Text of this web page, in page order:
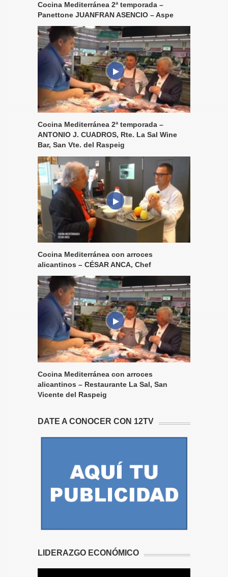
Cocina Mediterránea 2ª temporada –
Panettone JUANFRAN ASENCIO – Aspe
Cocina Mediterránea 2ª temporada –
ANTONIO J. CUADROS, Rte. La Sal Wine
Bar, San Vte. del Raspeig
Cocina Mediterránea con arroces
alicantinos – CÉSAR ANCA, Chef
Cocina Mediterránea con arroces
alicantinos – Restaurante La Sal, San
Vicente del Raspeig
DATE A CONOCER CON 12TV
LIDERAZGO ECONÓMICO